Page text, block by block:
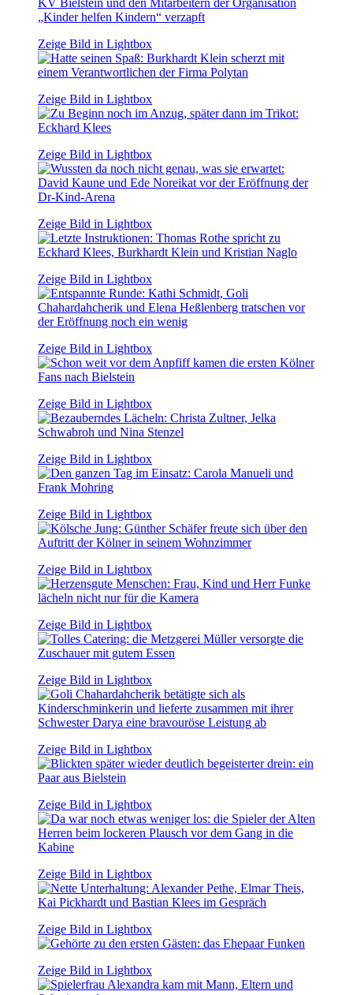
Zeige Bild in Lightbox
Zeige Bild in Lightbox
Zeige Bild in Lightbox
Zeige Bild in Lightbox
Zeige Bild in Lightbox
Zeige Bild in Lightbox
Zeige Bild in Lightbox
Zeige Bild in Lightbox
Zeige Bild in Lightbox
Zeige Bild in Lightbox
Zeige Bild in Lightbox
Zeige Bild in Lightbox
Zeige Bild in Lightbox
Zeige Bild in Lightbox
Zeige Bild in Lightbox
Zeige Bild in Lightbox
Zeige Bild in Lightbox